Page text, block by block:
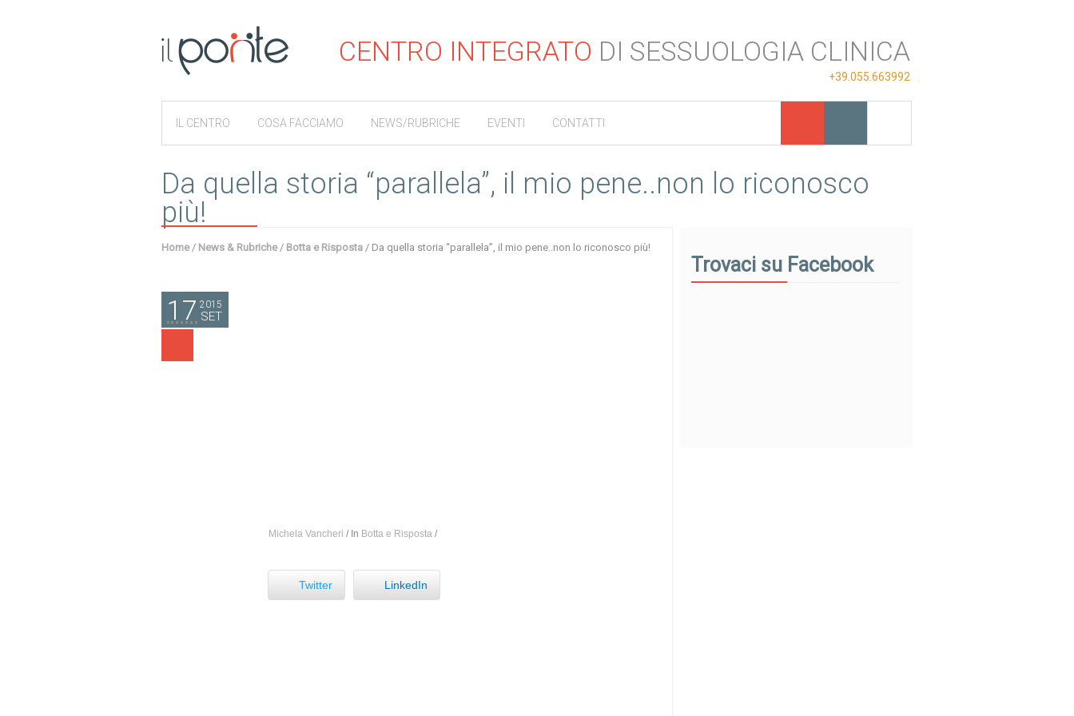
CENTRO INTEGRATO DI SESSUOLOGIA CLINICA
+39.055.663992
IL CENTRO COSA FACCIAMO NEWS/RUBRICHE EVENTI CONTATTI
Da quella storia “parallela”, il mio pene..non lo riconosco
più!
Home / News & Rubriche / Botta e Risposta / Da quella storia “parallela”, il mio pene..non lo riconosco più!
17 2015
SET
Michela Vancheri / In Botta e Risposta /
Twitter LinkedIn
Trovaci su Facebook